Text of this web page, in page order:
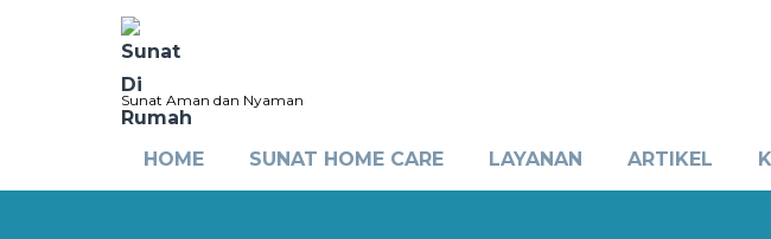
Sunat Aman dan Nyaman
HOME SUNAT HOME CARE LAYANAN ARTIKEL